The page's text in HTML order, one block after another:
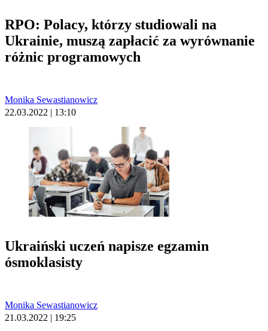
RPO: Polacy, którzy studiowali na
Ukrainie, muszą zapłacić za wyrównanie
różnic programowych
Monika Sewastianowicz
22.03.2022 | 13:10
Ukraiński uczeń napisze egzamin
ósmoklasisty
Monika Sewastianowicz
21.03.2022 | 19:25